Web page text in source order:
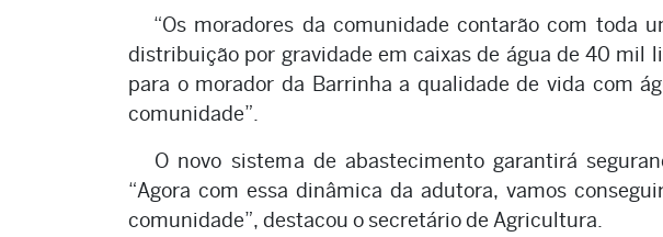
“Os moradores da comunidade contarão com toda
distribuição por gravidade em caixas de água de 40 mil
para o morador da Barrinha a qualidade de vida com
comunidade”.
O novo sistema de abastecimento garantirá
“Agora com essa dinâmica da adutora, vamos
comunidade”, destacou o secretário de Agricultura.